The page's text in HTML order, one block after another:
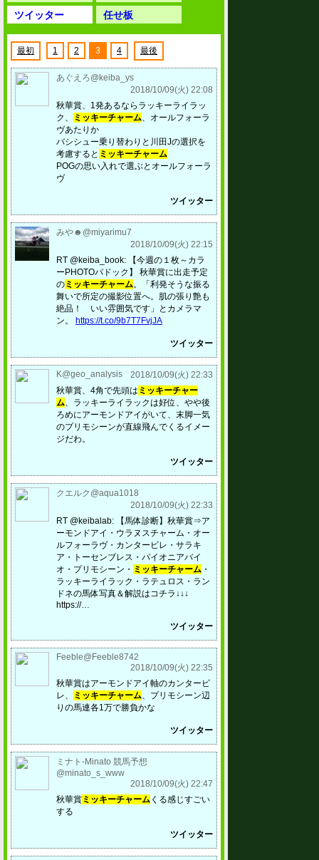
ツイッター
任せ板
最初 1 2 3 4 最後
あぐえろ@keiba_ys
2018/10/09(火) 22:08
秋華賞、1発あるならラッキーライラッ
ク、
ミッキーチャーム、オールフォーラ
ヴあたりか
バシシュー乗り替わりと川田Jの選択を
考慮すると ミッキーチャーム
POGの思い入れで選ぶとオールフォーラ
ヴ
ツイッター
みや☻@miyarimu7
2018/10/09(火) 22:15
RT @keiba_book: 【今週の１枚～カラ
ーPHOTOパドック】 秋華賞に出走予定
の ミッキーチャーム。「利発そうな振る
舞いで所定の撮影位置へ。肌の張り艶も
絶品！ いい雰囲気です」とカメラマ
ン。 https://t.co/9b7T7FvjJA
ツイッター
K@geo_analysis
2018/10/09(火) 22:33
秋華賞、4角で先頭は ミッキーチャー
ム、ラッキーライラックは好位、やや後
ろめにアーモンドアイがいて、末脚一気
のプリモシーンが直線飛んでくるイメー
ジだわ。
ツイッター
クエルク@aqua1018
2018/10/09(火) 22:33
RT @keibalab: 【馬体診断】秋華賞⇒ア
ーモンドアイ・ウラヌスチャーム・オー
ルフォーラヴ・カンタービレ・サラキ
ア・トーセンブレス・パイオニアバイ
オ・プリモシーン・ ミッキーチャーム ・
ラッキーライラック・ラテュロス・ラン
ドネの馬体写真＆解説はコチラ↓↓↓
https://…
ツイッター
Feeble@Feeble8742
2018/10/09(火) 22:35
秋華賞はアーモンドアイ軸のカンタービ
レ、
ミッキーチャーム、プリモシーン辺
りの馬連各1万で勝負かな
ツイッター
ミナト-Minato 競馬予想
@minato_s_www
2018/10/09(火) 22:47
秋華賞 ミッキーチャーム くる感じすごい
する
ツイッター